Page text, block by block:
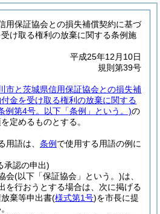
用保証協会との損失補償契約に基づ
け取る権利の放棄に関する条例施
平成25年12月10日
規則第39号
市と茨城県信用保証協会との損失補
金を受け取る権利の放棄に関する
例第4号。以下「条例」という。)の
定めるものとする。
用語は、 条例 で使用する用語の例に
承認の申出)
会(以下「保証協会」という。)は、
を行おうとする場合は、次に掲げる
棄等申出書(様式第1号)を市長に提